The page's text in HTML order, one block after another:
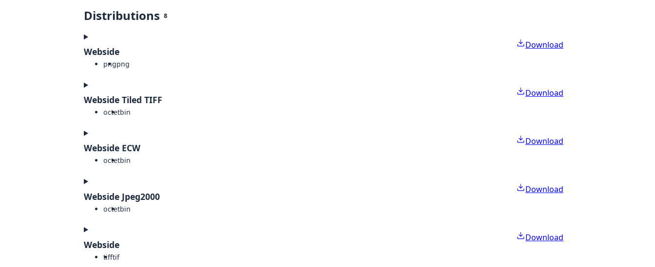
Distributions 8
Webside
pngpng
Download
Webside Tiled TIFF
octetbin
Download
Webside ECW
octetbin
Download
Webside Jpeg2000
octetbin
Download
Webside
tifftif
Download